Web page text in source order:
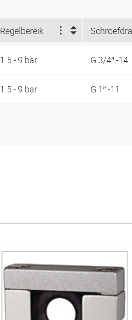
Regelbereik
1.5 - 9 bar G 3/4″ -14
1.5 - 9 bar G 1″ -11